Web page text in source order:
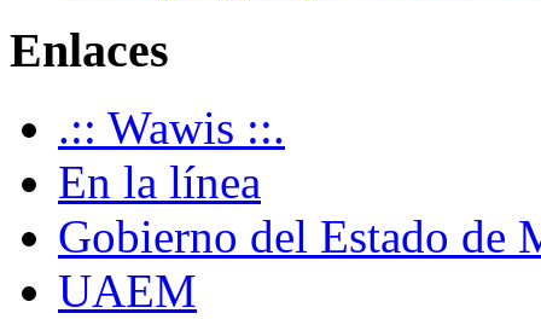
Enlaces
.:: Wawis ::.
En la línea
Gobierno del Estado de
UAEM